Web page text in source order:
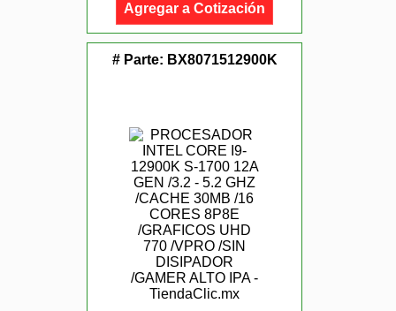
Agregar a Cotización
# Parte: BX8071512900K